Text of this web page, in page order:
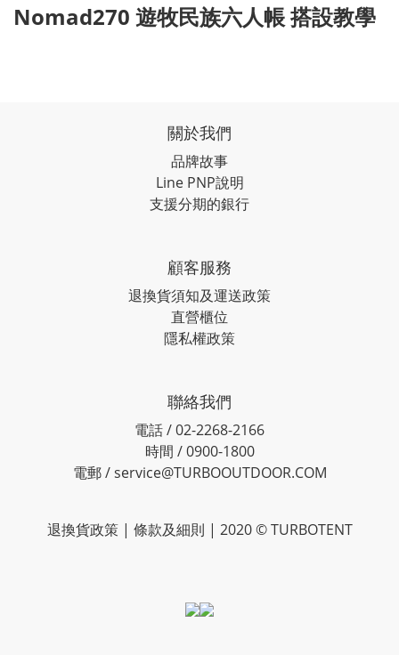
Nomad270 遊牧民族六人帳 搭設教學
關於我們
品牌故事
Line PNP說明
支援分期的銀行
顧客服務
退換貨須知及運送政策
直營櫃位
隱私權政策
聯絡我們
電話 / 02-2268-2166
時間 / 0900-1800
電郵 / service@TURBOOUTDOOR.COM
退換貨政策| 條款及細則 | 2020 © TURBOTENT